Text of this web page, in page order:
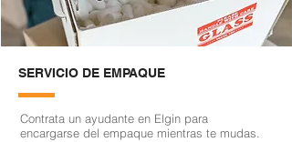
SERVICIO DE EMPAQUE
Contrata un ayudante en Elgin para
encargarse del empaque mientras te mudas.